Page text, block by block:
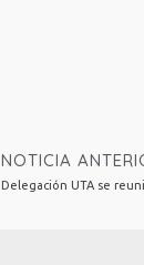
NOTICIA